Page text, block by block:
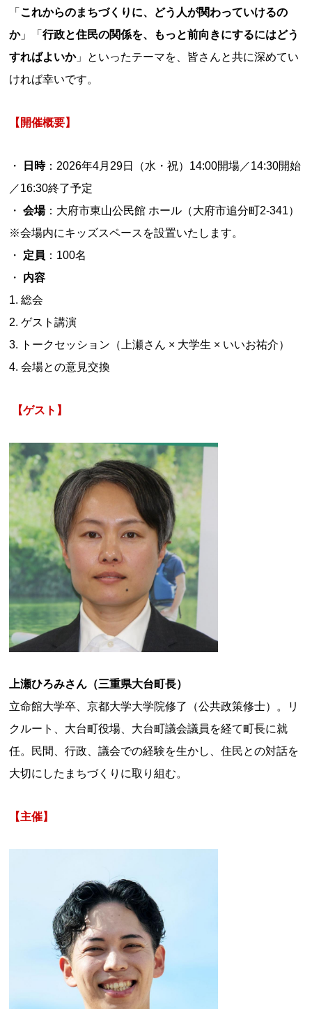
「 これからのまちづくりに、どう人が関わっていけるの
か」「行政と住民の関係を、もっと前向きにするにはどう
すればよいか」といったテーマを、皆さんと共に深めてい
ければ幸いです。
【開催概要】
日時：2026年4月29日（水・祝）14:00開場／14:30開始
／16:30終了予定
会場：大府市東山公民館 ホール（大府市追分町2-341）
※会場内にキッズスペースを設置いたします。
定員 ：100名
内容
1. 総会
2. ゲスト講演
3. トークセッション（上瀬さん × 大学生 × いいお祐介）
4. 会場との意見交換
【ゲスト】
上瀬ひろみさん（三重県大台町長）
立命館大学卒、京都大学大学院修了（公共政策修士）。リ
クルート、大台町役場、大台町議会議員を経て町長に就
任。民間、行政、議会での経験を生かし、住民との対話を
大切にしたまちづくりに取り組む。
【主催】